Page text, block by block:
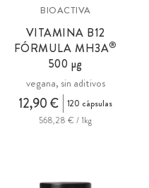
BIOACTIVA
VITAMINA B12
FÓRMULAMH3A®
500 µg
vegana, sin aditivos
12,90 €
120 cápsulas
568,28 € / 1kg